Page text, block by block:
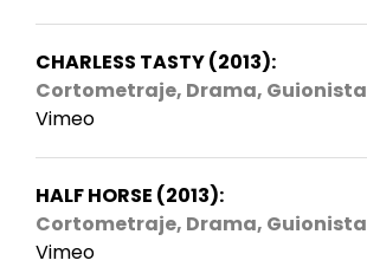
CHARLESS TASTY (2013):
Cortometraje, Drama, Guionista
Vimeo
HALF HORSE (2013):
Cortometraje, Drama, Guionista
Vimeo